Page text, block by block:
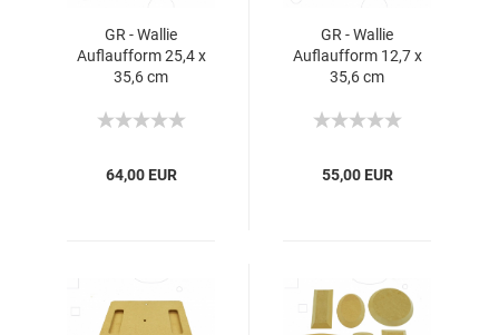
GR - Wallie
Auflaufform 25,4 x
35,6 cm
64,00 EUR
GR - Wallie
Auflaufform 12,7 x
35,6 cm
55,00 EUR